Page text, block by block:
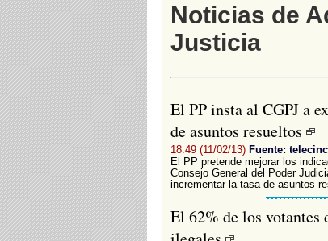
Noticias de
Justicia
El PP insta al CGPJ a
de asuntos resueltos
18:49 (11/02/13) Fuente:
El PP pretende mejorar los
Consejo General del Poder
incrementar la tasa de asuntos
El 62% de los votantes